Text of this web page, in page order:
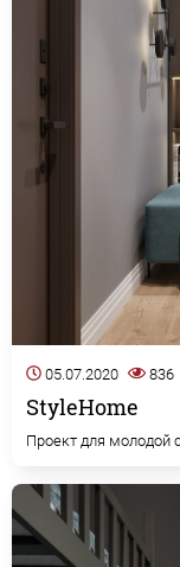
05.07.2020 836
StyleHome
Проект для молодой